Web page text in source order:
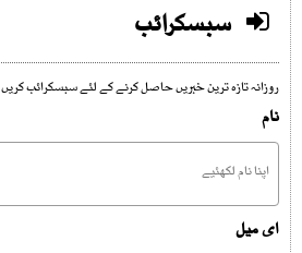
سبسکرائب
روزانہ تازہ ترین خبریں حاصل کرنے کے لئے سبسکرائب کریں
نام
ای میل